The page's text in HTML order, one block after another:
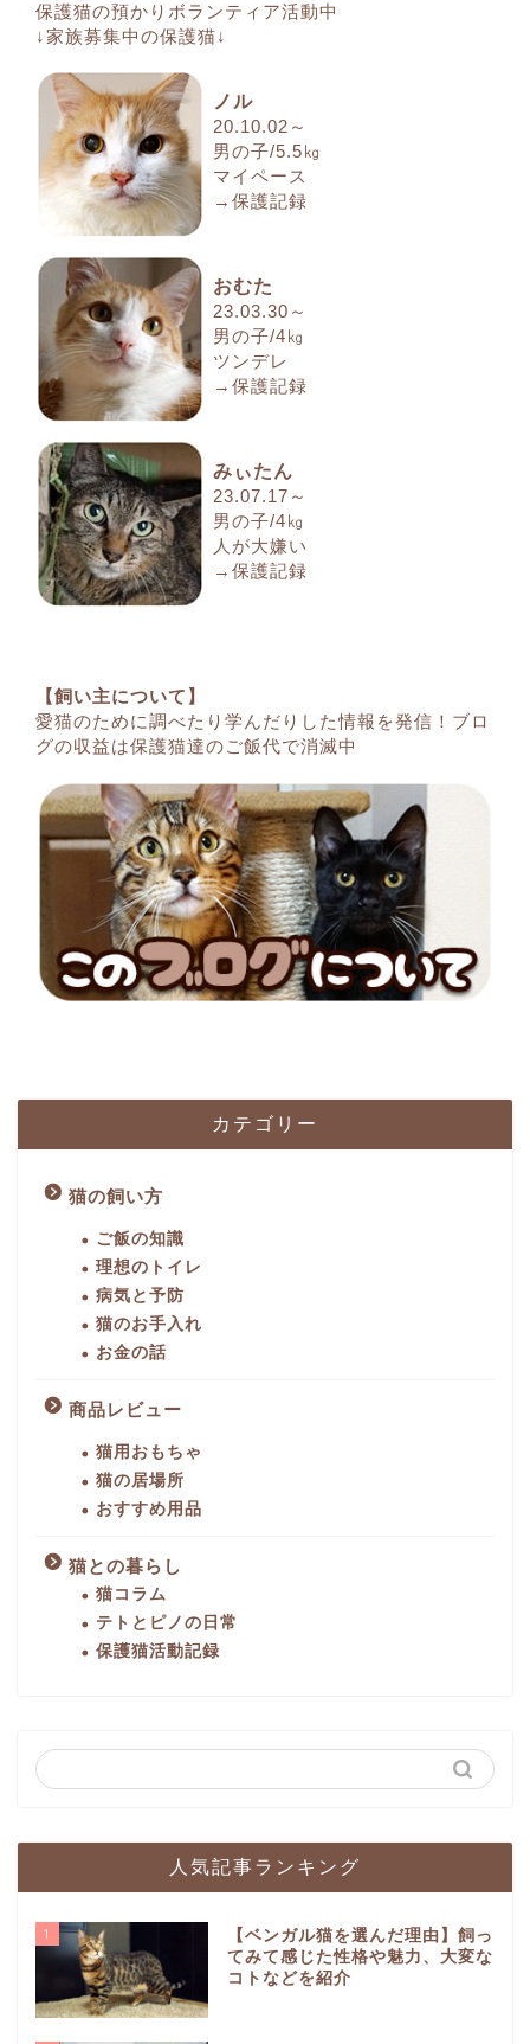
保護猫の預かりボランティア活動中
↓家族募集中の保護猫↓
ノル
20.10.02～
男の子/5.5㎏
マイペース
→保護記録
おむた
23.03.30～
男の子/4㎏
ツンデレ
→保護記録
みぃたん
23.07.17～
男の子/4㎏
人が大嫌い
→保護記録
【飼い主について】
愛猫のために調べたり学んだりした情報を発信！ブロ
グの収益は保護猫達のご飯代で消滅中
カテゴリー
猫の飼い方
ご飯の知識
理想のトイレ
病気と予防
猫のお手入れ
お金の話
商品レビュー
猫用おもちゃ
猫の居場所
おすすめ用品
猫との暮らし
猫コラム
テトとピノの日常
保護猫活動記録
人気記事ランキング
1
【ベンガル猫を選んだ理由】飼っ
てみて感じた性格や魅力、大変な
コトなどを紹介